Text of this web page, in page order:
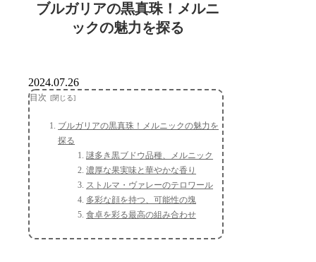
ブルガリアの黒真珠！メルニ
ックの魅力を探る
2024.07.26
目次
ブルガリアの黒真珠！メルニックの魅力を
探る
謎多き黒ブドウ品種、メルニック
濃厚な果実味と華やかな香り
ストルマ・ヴァレーのテロワール
多彩な顔を持つ、可能性の塊
食卓を彩る最高の組み合わせ